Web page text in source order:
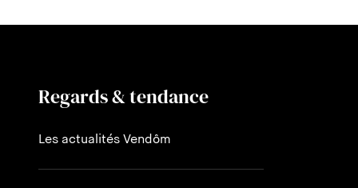
Regards & tendance
Les actualités Vendôm